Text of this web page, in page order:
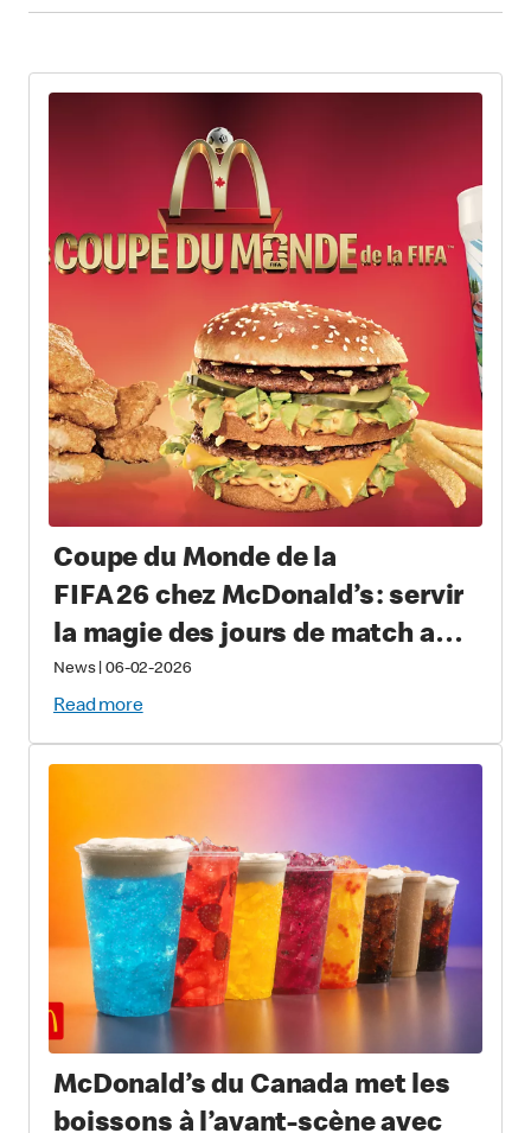
Coupe du Monde de la
FIFA 26 chez McDonald’s : servir
la magie des jours de match aux
amateurs du monde entier avec
des repas offerts pour une durée
limitée comprenant des articles
News| 06-02-2026
Read more
McDonald’s du Canada met les
boissons à l’avant-scène avec